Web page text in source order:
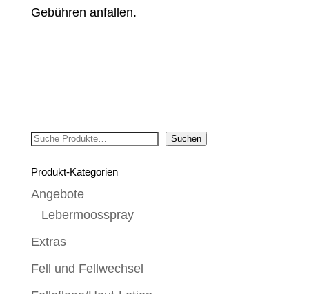
Gebühren anfallen.
Suchen Suchen
Produkt-Kategorien
Angebote
Lebermoosspray
Extras
Fell und Fellwechsel